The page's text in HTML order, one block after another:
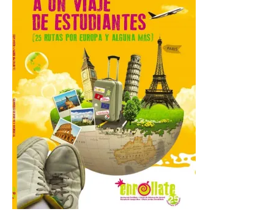
Última llamada: Eclipse
total del 12 de agosto.
Dónde alojarse y a qué
precio
7 Ago 2026
León es la provincia más
económica (116€/noche),
pero también una de las
más agotadas: solo un 4%
de alojamientos libres.
Zamora, Palencia y Álava son las
provincias con menos margen: apenas un
1% de los alojamientos siguen libres para